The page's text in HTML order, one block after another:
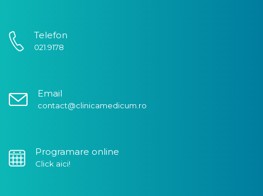
Telefon
021.9178
Email
contact@clinicamedicum.ro
Programare online
Click aici!